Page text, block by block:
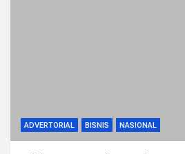
ADVERTORIAL BISNIS NASIONAL